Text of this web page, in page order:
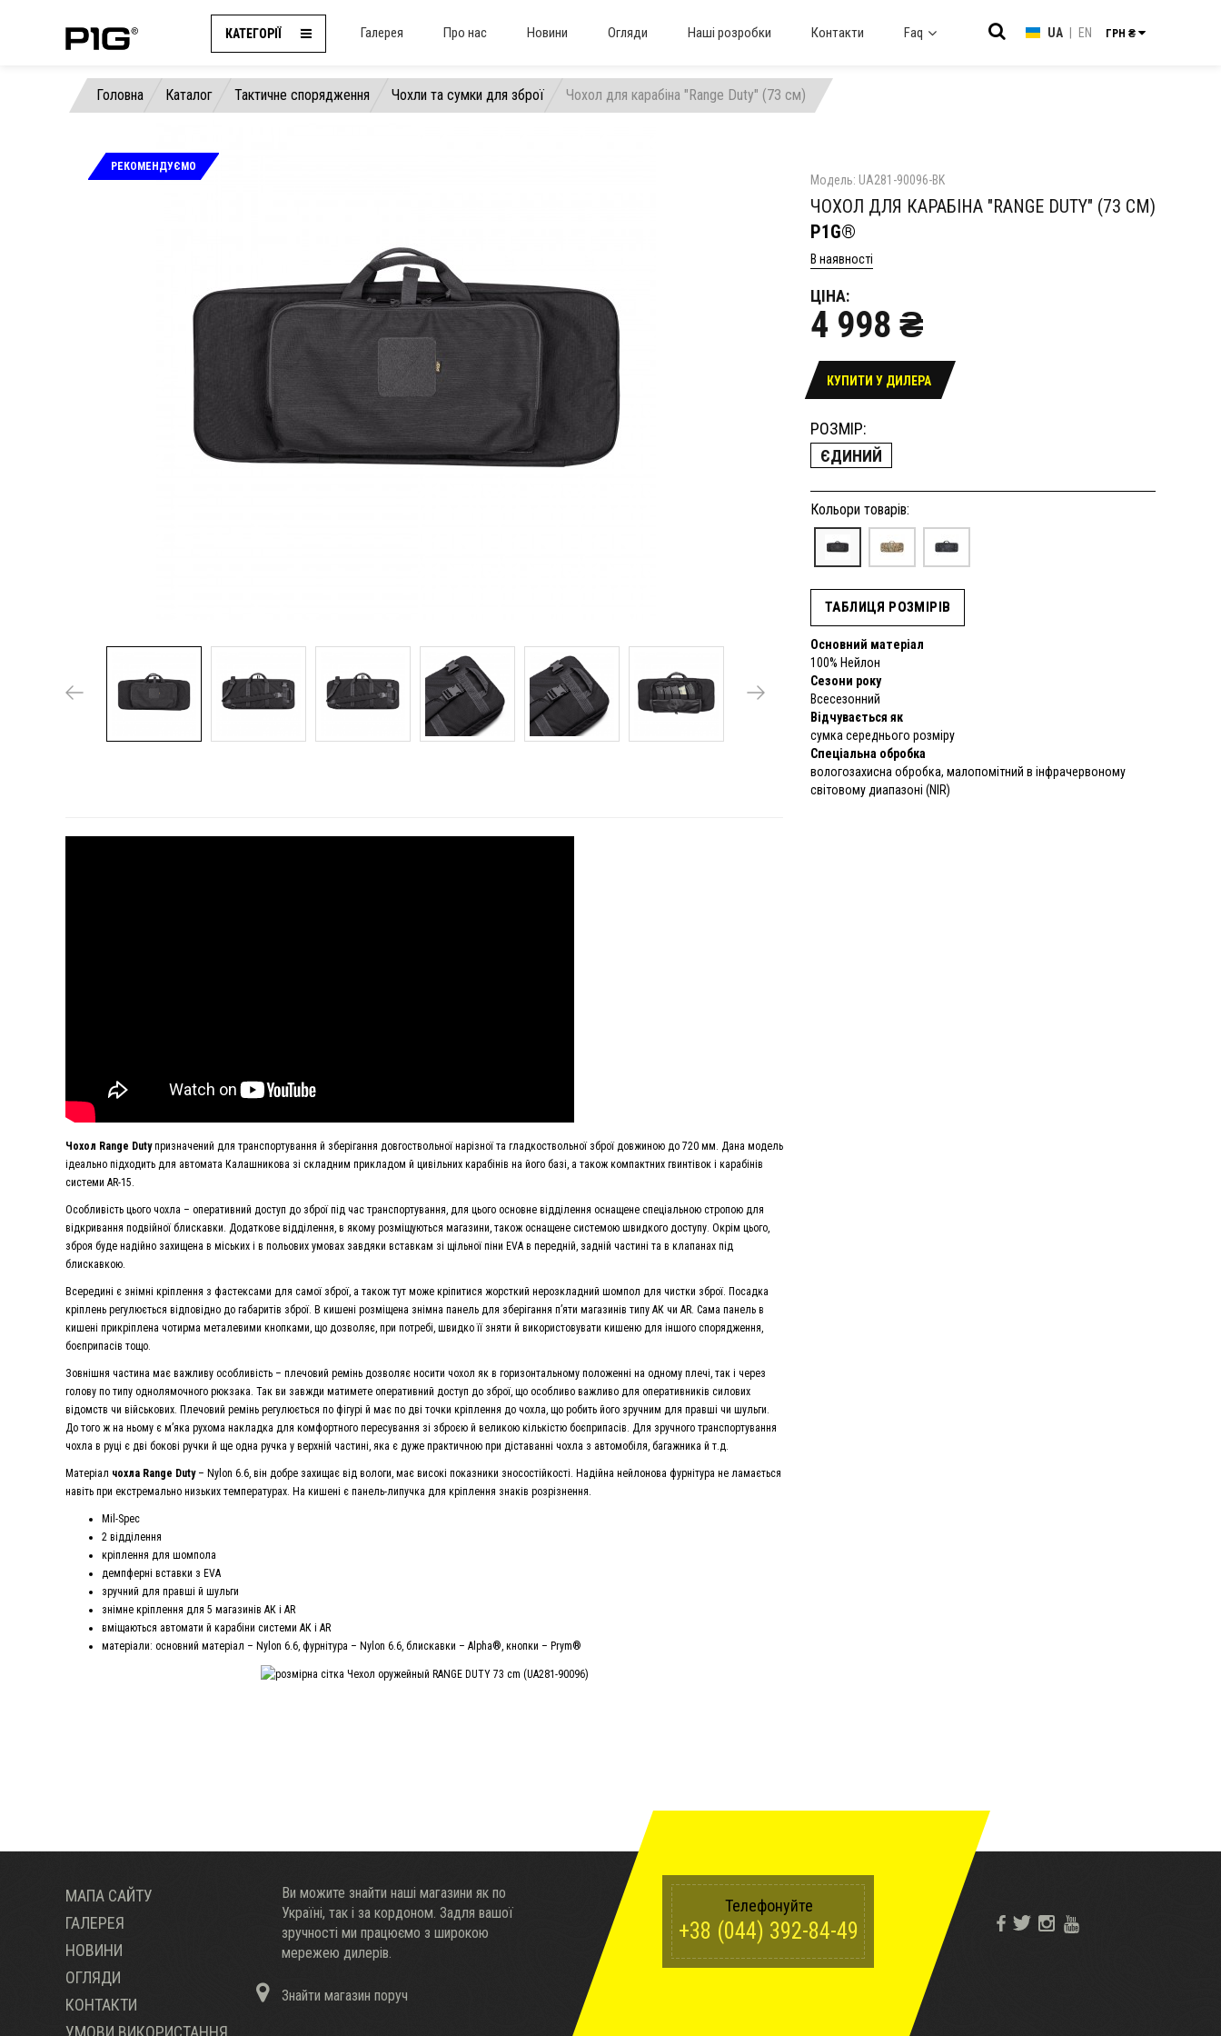
КАТЕГОРІЇ Галерея Про нас Новини Огляди Наші розробки Контакти Faq UA EN ГРН ₴
Головна Каталог Тактичне спорядження Чохли та сумки для зброї Чохол для карабіна "Range Duty" (73 см)
РЕКОМЕНДУЄМО
Модель: UA281-90096-BK
ЧОХОЛ ДЛЯ КАРАБІНА "RANGE DUTY" (73 СМ)
P1G®
В наявності
ЦІНА:
4 998 ₴
КУПИТИ У ДИЛЕРА
РОЗМІР:
ЄДИНИЙ
Кольори товарів:
ТАБЛИЦЯ РОЗМІРІВ
Основний матеріал
100% Нейлон
Сезони року
Всесезонний
Відчувається як
сумка середнього розміру
Спеціальна обробка
вологозахисна обробка, малопомітний в інфрачервоному
світовому диапазоні (NIR)
Чохол Range Dutyпризначений для транспортування й зберігання довгоствольної нарізної та гладкоствольної зброї довжиною до 720 мм. Дана модель
ідеально підходить для автомата Калашникова зі складним прикладом й цивільних карабінів на його базі, а також компактних гвинтівок і карабінів
системи AR-15.
Особливість цього чохла – оперативний доступ до зброї під час транспортування, для цього основне відділення оснащене спеціальною стропою для
відкривання подвійної блискавки. Додаткове відділення, в якому розміщуються магазини, також оснащене системою швидкого доступу. Окрім цього,
зброя буде надійно захищена в міських і в польових умовах завдяки вставкам зі щільної піни EVA в передній, задній частині та в клапанах під
блискавкою.
Всередині є знімні кріплення з фастексами для самої зброї, а також тут може кріпитися жорсткий нерозкладний шомпол для чистки зброї. Посадка
кріплень регулюється відповідно до габаритів зброї. В кишені розміщена знімна панель для зберігання п’яти магазинів типу АК чи АR. Сама панель в
кишені прикріплена чотирма металевими кнопками, що дозволяє, при потребі, швидко її зняти й використовувати кишеню для іншого спорядження,
боєприпасів тощо.
Зовнішня частина має важливу особливість – плечовий ремінь дозволяє носити чохол як в горизонтальному положенні на одному плечі, так і через
голову по типу однолямочного рюкзака. Так ви завжди матимете оперативний доступ до зброї, що особливо важливо для оперативників силових
відомств чи військових. Плечовий ремінь регулюється по фігурі й має по дві точки кріплення до чохла, що робить його зручним для правші чи шульги.
До того ж на ньому є м’яка рухома накладка для комфортного пересування зі зброєю й великою кількістю боєприпасів. Для зручного транспортування
чохла в руці є дві бокові ручки й ще одна ручка у верхній частині, яка є дуже практичною при діставанні чохла з автомобіля, багажника й т.д.
Матеріал чохла Range Duty– Nylon 6.6, він добре захищає від вологи, має високі показники зносостійкості. Надійна нейлонова фурнітура не ламається
навіть при екстремально низьких температурах. На кишені є панель-липучка для кріплення знаків розрізнення.
Mil-Spec
2 відділення
кріплення для шомпола
демпферні вставки з EVA
зручний для правші й шульги
знімне кріплення для 5 магазинів АК і AR
вміщаються автомати й карабіни системи АК і AR
матеріали: основний матеріал – Nylon 6.6, фурнітура – Nylon 6.6, блискавки – Alpha®, кнопки – Prym®
МАПА САЙТУ
ГАЛЕРЕЯ
НОВИНИ
ОГЛЯДИ
КОНТАКТИ
УМОВИ ВИКОРИСТАННЯ
Ви можите знайти наші магазини як по
Украïні, так і за кордоном. Задля вашої
зручності ми працюємо з широкою
мережею дилерів.
Знайти магазин поруч
Телефонуйте
+38 (044) 392-84-49